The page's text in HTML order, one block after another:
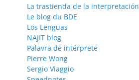
La trastienda de la interpretación
Le blog du BDE
Los Lenguas
NAJIT blog
Palavra de intérprete
Pierre Wong
Sergio Viaggio